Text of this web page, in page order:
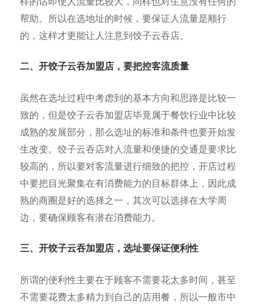
帮助。所以在选地址的时候，要保证人流量是顺行
的，这样才更能让人注意到饺子云吞店。
二、开饺子云吞加盟店，要把控客流质量
虽然在选址过程中考虑到的基本方向和思路是比较一
致的，但是饺子云吞加盟店毕竟属于餐饮行业中比较
成熟的发展部分，那么选址的标准和条件也要开始发
生改变。饺子云吞店对人流量和便捷的交通是要求比
较高的，所以要对客流量进行细致的把控，开店过程
中要把目光聚集在有消费能力的目标群体上，因此成
熟的商圈是好的选择之一，其次可以选择在大学周
边，要确保顾客有潜在消费能力。
三、开饺子云吞加盟店，选址要保证便利性
所谓的便利性主要在于顾客不需要花太多时间，甚至
不需要花费太多精力到自己的店用餐，所以一般市中